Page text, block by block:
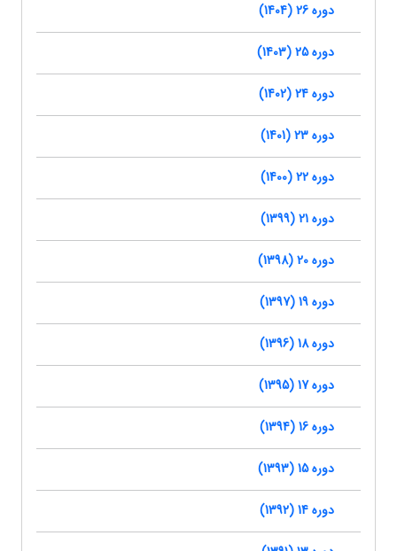
دوره 26 (1404)
دوره 25 (1403)
دوره 24 (1402)
دوره 23 (1401)
دوره 22 (1400)
دوره 21 (1399)
دوره 20 (1398)
دوره 19 (1397)
دوره 18 (1396)
دوره 17 (1395)
دوره 16 (1394)
دوره 15 (1393)
دوره 14 (1392)